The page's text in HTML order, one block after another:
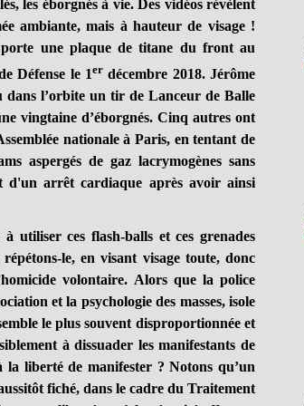
les éborgnés à vie. Des vidéos révèlent
ambiante, mais à hauteur de visage !
une plaque de titane du front au
Défense le 1er décembre 2018. Jérôme
l’orbite un tir de Lanceur de Balle
vingtaine d’éborgnés. Cinq autres ont
nationale à Paris, en tentant de
aspergés de gaz lacrymogènes sans
d'un arrêt cardiaque après avoir ainsi
ces flash-balls et ces grenades
le, en visant visage toute, donc
volontaire. Alors que la police
et la psychologie des masses, isole
le plus souvent disproportionnée et
à dissuader les manifestants de
liberté de manifester ? Notons qu’un
fiché, dans le cadre du Traitement